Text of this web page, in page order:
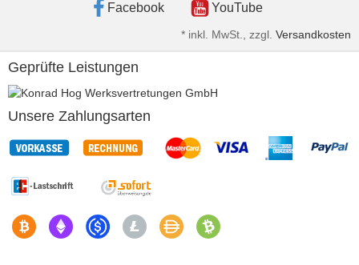
Facebook YouTube
* inkl. MwSt., zzgl. Versandkosten
Geprüfte Leistungen
Unsere Zahlungsarten